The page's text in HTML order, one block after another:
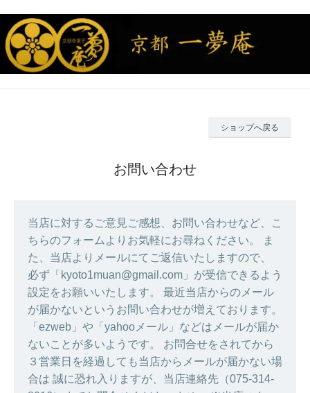
ショップへ戻る
お問い合わせ
当店に対するご意見ご感想、お問い合わせなど、こ
ちらのフォームよりお気軽にお尋ねください。 ま
た、当店よりメールにてご返信いたしますので、
必ず「kyoto1muan@gmail.com」が受信できるよう
設定をお願いいたします。 最近当店からのメール
が届かないというお問い合わせが増えております。
「ezweb」や「yahooメール」などはメールが届か
ないことが多いようです。 お問合せをされてから
３営業日を経過しても当店からメールが届かない場
合は 誠に恐れ入りますが、当店連絡先（075-314-